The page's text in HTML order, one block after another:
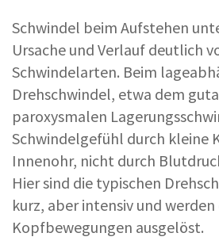
Schwindel beim Aufstehen
Ursache und Verlauf deutlich
Schwindelarten. Beim
Drehschwindel, etwa dem
paroxysmalen
Schwindelgefühl durch kleine
Innenohr, nicht durch
Hier sind die typischen
kurz, aber intensiv und werden
Kopfbewegungen ausgelöst.